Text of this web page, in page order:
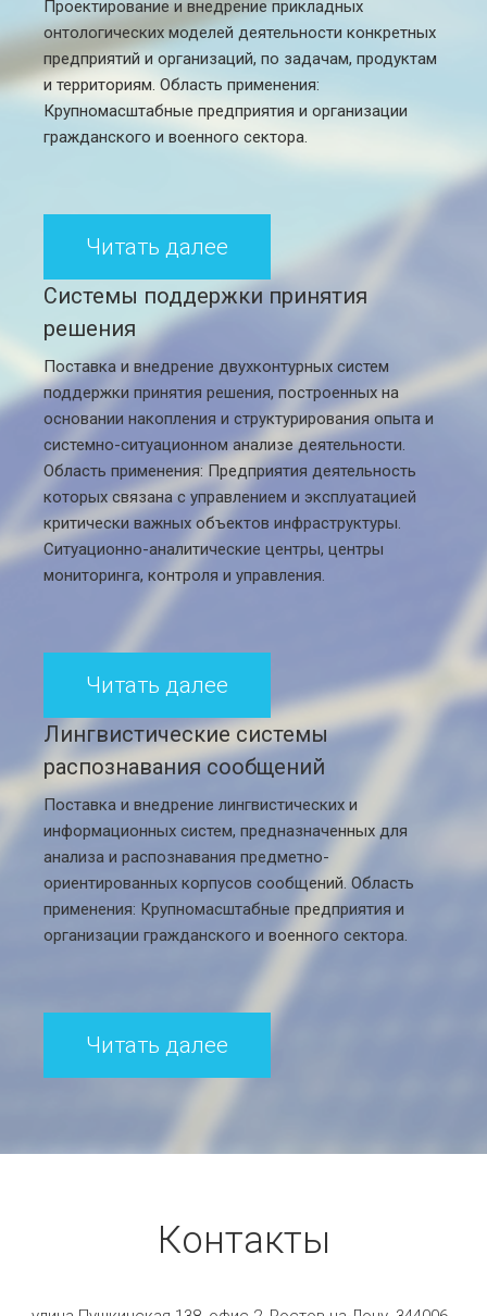
Проектирование и внедрение прикладных
онтологических моделей деятельности конкретных
предприятий и организаций, по задачам, продуктам
и территориям. Область применения:
Крупномасштабные предприятия и организации
гражданского и военного сектора.
Читать далее
Системы поддержки принятия
решения
Поставка и внедрение двухконтурных систем
поддержки принятия решения, построенных на
основании накопления и структурирования опыта и
системно-ситуационном анализе деятельности.
Область применения: Предприятия деятельность
которых связана с управлением и эксплуатацией
критически важных объектов инфраструктуры.
Ситуационно-аналитические центры, центры
мониторинга, контроля и управления.
Читать далее
Лингвистические системы
распознавания сообщений
Поставка и внедрение лингвистических и
информационных систем, предназначенных для
анализа и распознавания предметно-
ориентированных корпусов сообщений. Область
применения: Крупномасштабные предприятия и
организации гражданского и военного сектора.
Читать далее
Контакты